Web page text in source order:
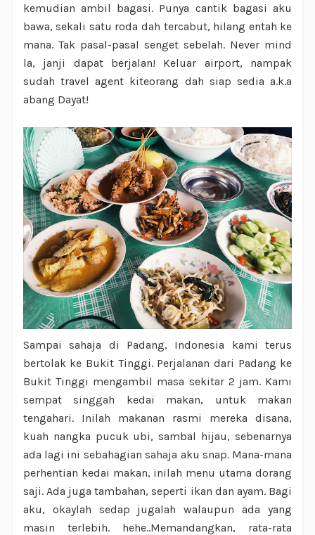
kemudian ambil bagasi. Punya cantik bagasi aku
bawa, sekali satu roda dah tercabut, hilang entah ke
mana. Tak pasal-pasal senget sebelah. Never mind
la, janji dapat berjalan! Keluar airport, nampak
sudah travel agent kiteorang dah siap sedia a.k.a
abang Dayat!
Sampai sahaja di Padang, Indonesia kami terus
bertolak ke Bukit Tinggi. Perjalanan dari Padang ke
Bukit Tinggi mengambil masa sekitar 2 jam. Kami
sempat singgah kedai makan, untuk makan
tengahari. Inilah makanan rasmi mereka disana,
kuah nangka pucuk ubi, sambal hijau, sebenarnya
ada lagi ini sebahagian sahaja aku snap. Mana-mana
perhentian kedai makan, inilah menu utama dorang
saji. Ada juga tambahan, seperti ikan dan ayam. Bagi
aku, okaylah sedap jugalah walaupun ada yang
masin terlebih. hehe..Memandangkan, rata-rata